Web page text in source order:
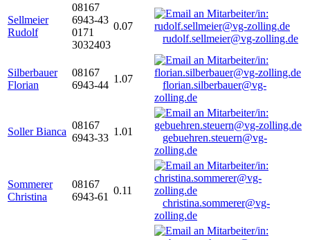
Sellmeier
Rudolf
08167
6943-43
0171
3032403
0.07
rudolf.sellmeier@vg-zolling.de
Silberbauer
Florian
08167
6943-44
1.07
florian.silberbauer@vg-
zolling.de
Soller Bianca
08167
6943-33
1.01
gebuehren.steuern@vg-
zolling.de
Sommerer
Christina
08167
6943-61
0.11
christina.sommerer@vg-
zolling.de